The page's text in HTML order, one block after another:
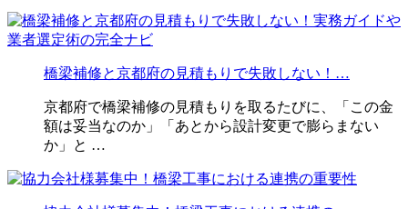
橋梁補修と京都府の見積もりで失敗しない！…
京都府で橋梁補修の見積もりを取るたびに、「この金
額は妥当なのか」「あとから設計変更で膨らまない
か」と …